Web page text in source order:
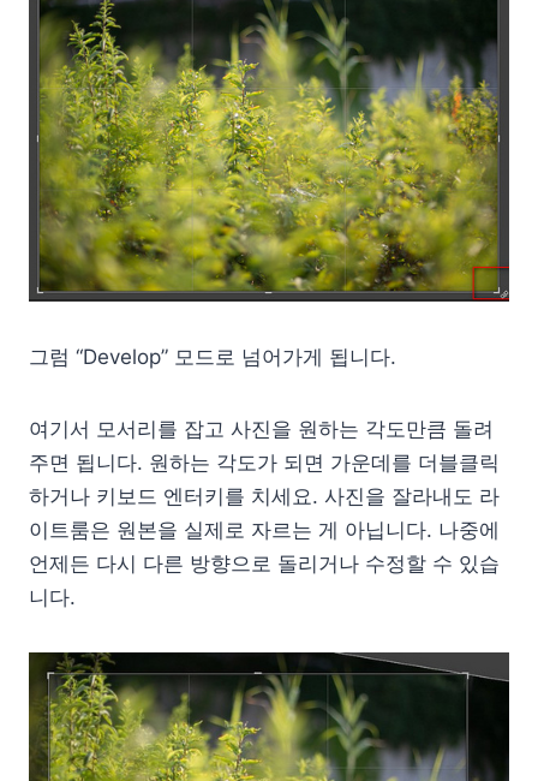
그럼 “Develop” 모드로 넘어가게 됩니다.
여기서 모서리를 잡고 사진을 원하는 각도만큼 돌려
주면 됩니다. 원하는 각도가 되면 가운데를 더블클릭
하거나 키보드 엔터키를 치세요. 사진을 잘라내도 라
이트룸은 원본을 실제로 자르는 게 아닙니다. 나중에
언제든 다시 다른 방향으로 돌리거나 수정할 수 있습
니다.